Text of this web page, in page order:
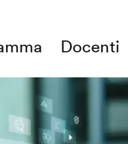
Docenti